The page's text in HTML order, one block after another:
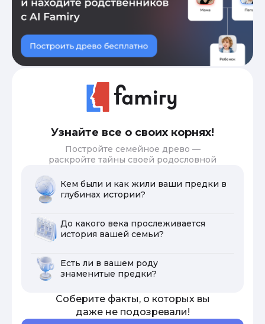
Узнайте все о своих корнях!
Постройте семейное древо —
раскройте тайны своей родословной
Кем были и как жили ваши предки в
глубинах истории?
До какого века прослеживается
история вашей семьи?
Есть ли в вашем роду
знаменитые предки?
Соберите факты, о которых вы
даже не подозревали!